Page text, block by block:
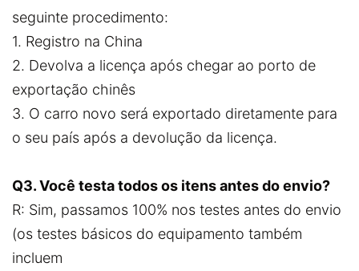
seguinte procedimento:
1. Registro na China
2. Devolva a licença após chegar ao porto de
exportação chinês
3. O carro novo será exportado diretamente para
o seu país após a devolução da licença.
Q3. Você testa todos os itens antes do envio?
R: Sim, passamos 100% nos testes antes do envio
(os testes básicos do equipamento também
incluem